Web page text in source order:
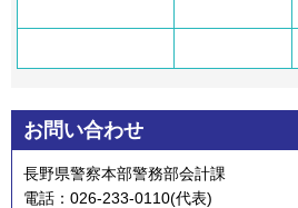
お問い合わせ
長野県警察本部警務部会計課
電話：026-233-0110(代表)